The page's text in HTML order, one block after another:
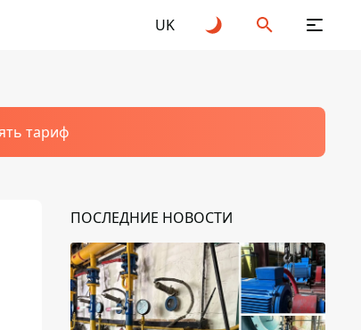
UK
тариф
ПОСЛЕДНИЕ НОВОСТИ